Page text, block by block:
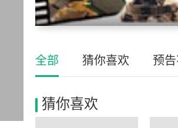
全部 猜你喜欢 预
猜你喜欢